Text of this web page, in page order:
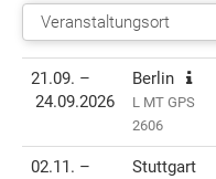
Termin(e) Informationen
21.09. –
24.09.2026
Berlin
L MT GPS
2606
02.11. –
Stuttgart